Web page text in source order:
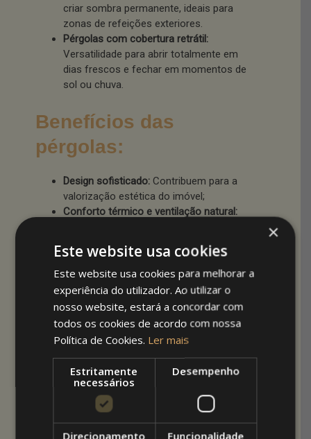
criar sombra permanente, ideais para
zonas de refeições exteriores.
Pérgolas com cobertura retrátil:
Versatilidade para abrir totalmente em
dias frescos e fechar em momentos de
sol ou chuva.
Benefícios das
pérgolas:
Design sofisticado: Contribuem para a
valorização estética do imóvel;
Conforto térmico e ventilação natural:
Criação de ambientes distintos: Permitem
delimitar zonas de estar, refeições ou
lazer;
Adição de acessórios:Como cortinas
laterais, painéis de vidro ou iluminação
decorativa.
Qual é a melhor
opção para a sua
casa?
×
Este website usa cookies
Este website usa cookies para melhorar a
experiência do utilizador. Ao utilizar o
nosso website, estará a concordar com
todos os cookies de acordo com nossa
Política de Cookies. Ler mais
Estritamente
necessários
Desempenho
Direcionamento Funcionalidade